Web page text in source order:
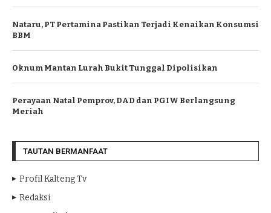
Nataru, PT Pertamina Pastikan Terjadi Kenaikan Konsumsi
BBM
Oknum Mantan Lurah Bukit Tunggal Dipolisikan
Perayaan Natal Pemprov, DAD dan PGIW Berlangsung
Meriah
TAUTAN BERMANFAAT
Profil Kalteng Tv
Redaksi